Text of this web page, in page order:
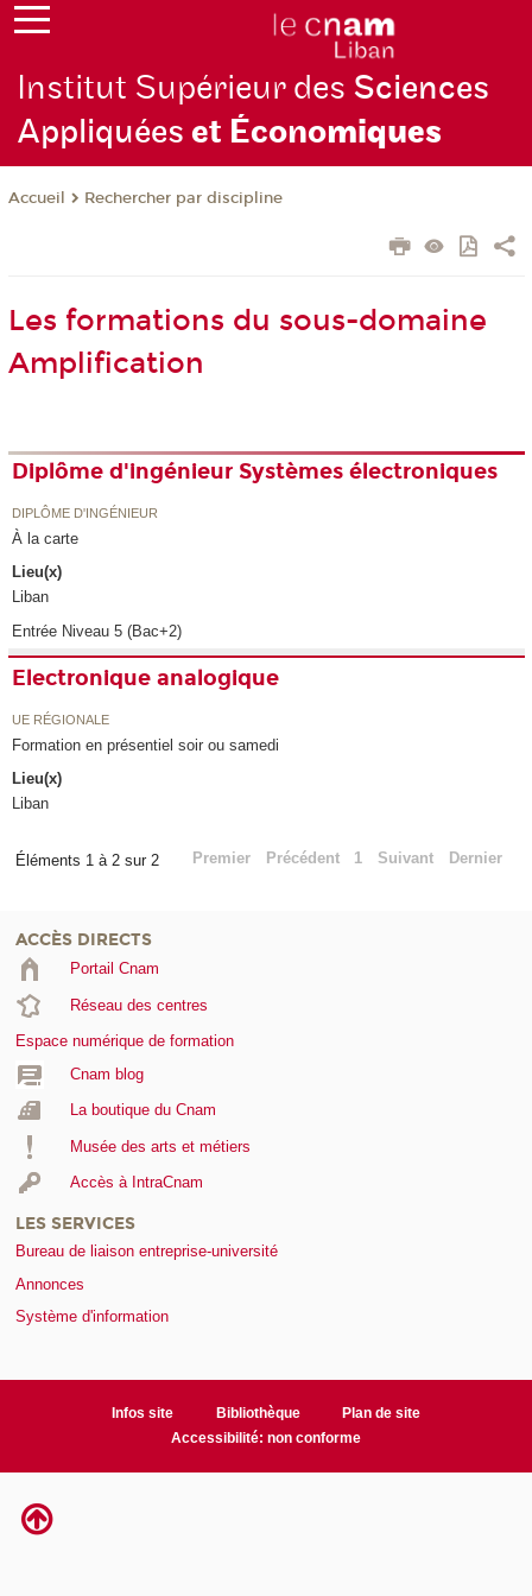
Institut Supérieur des Sciences
Appliquéeset Économiques
Accueil Rechercher par discipline
Les formations du sous-domaine
Amplification
Diplôme d'ingénieur Systèmes électroniques
DIPLÔME D'INGÉNIEUR
À la carte
Lieu(x)
Liban
Entrée Niveau 5 (Bac+2)
Electronique analogique
UE RÉGIONALE
Formation en présentiel soir ou samedi
Lieu(x)
Liban
Éléments 1 à 2 sur 2 Premier Précédent 1 Suivant Dernier
ACCÈS DIRECTS
Portail Cnam
Réseau des centres
Espace numérique de formation
Cnam blog
La boutique du Cnam
Musée des arts et métiers
Accès à IntraCnam
LES SERVICES
Bureau de liaison entreprise-université
Annonces
Système d'information
Infos site Bibliothèque
Plan de site
Accessibilité: non conforme